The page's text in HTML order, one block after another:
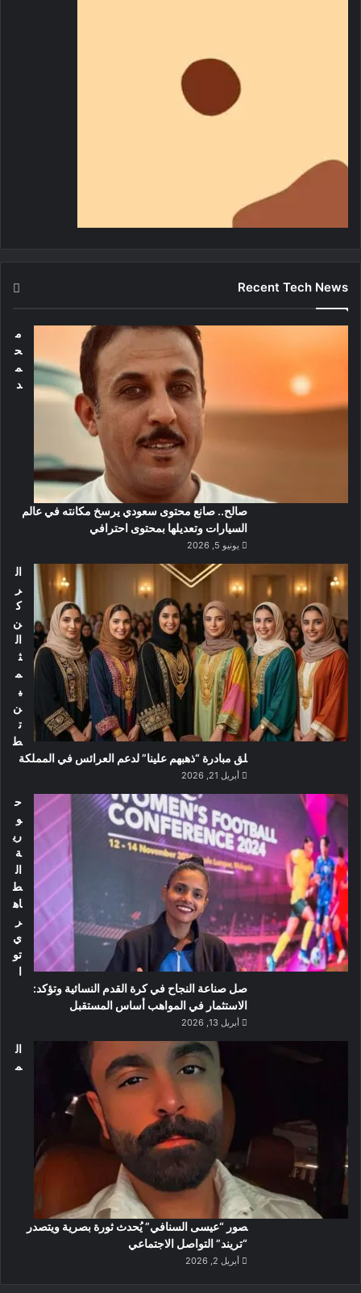
Recent Tech News
م
ح
م
د
صالح.. صانع محتوى سعودي يرسخ مكانته في عالم
السيارات وتعديلها بمحتوى احترافي
يونيو 5, 2026
ال
ر
ك
ن
ال
ث
م
ي
ن
ت
ط
لق مبادرة “ذهبهم علينا” لدعم العرائس في المملكة
أبريل 21, 2026
ح
و
ري
ة
ال
ط
اه
ر
ي
تو
ا
صل صناعة النجاح في كرة القدم النسائية وتؤكد:
الاستثمار في المواهب أساس المستقبل
أبريل 13, 2026
ال
م
صور “عيسى السنافي” يُحدث ثورة بصرية ويتصدر
“تريند” التواصل الاجتماعي
أبريل 2, 2026